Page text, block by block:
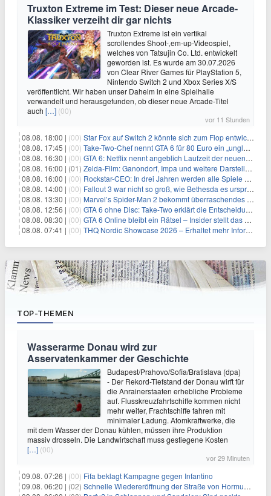
Truxton Extreme im Test: Dieser neue Arcade-
Klassiker verzeiht dir gar nichts
Truxton Extreme ist ein vertikal
scrollendes Shoot-‚em-up-Videospiel,
welches von Tatsujin Co. Ltd. entwickelt
geworden ist. Es wurde am 30.07.2026
von Clear River Games für PlayStation 5,
Nintendo Switch 2 und Xbox Series X/S
veröffentlicht. Wir haben unser Daheim in eine Spielhalle
verwandelt und herausgefunden, ob dieser neue Arcade-Titel
auch […] (00)
vor 11 Stunden
08.08. 18:00 | (00) Star Fox auf Switch 2 könnte sich zum Flop entwickeln
08.08. 17:45 | (00) Take-Two-Chef nennt GTA 6 für 80 Euro ein „unglaubliches Schnäppchen“
08.08. 16:30 | (00) GTA 6: Netflix nennt angeblich Laufzeit der neuen Gameplay-Präsentation
08.08. 16:00 | (01) Zelda-Film: Ganondorf, Impa und weitere Darsteller sollen feststehen
08.08. 16:00 | (00) Rockstar-CEO: In drei Jahren werden alle Spiele gestreamt
08.08. 14:00 | (00) Fallout 3 war nicht so groß, wie Bethesda es ursprünglich wollte
08.08. 13:30 | (00) Marvel’s Spider-Man 2 bekommt überraschendes PS5-Update mit gewünschter Komfortfunktion
08.08. 12:56 | (00) GTA 6 ohne Disc: Take-Two erklärt die Entscheidung für Download-Codes
08.08. 08:30 | (00) GTA 6 Online bleibt ein Rätsel – Insider stellt das neue Gerücht klar
08.08. 07:41 | (00) THQ Nordic Showcase 2026 – Erhaltet mehr Informationen
TOP-THEMEN
Wasserarme Donau wird zur
Asservatenkammer der Geschichte
Budapest/Prahovo/Sofia/Bratislava (dpa)
- Der Rekord-Tiefstand der Donau wirft für
die Anrainerstaaten erhebliche Probleme
auf. Flusskreuzfahrtschiffe kommen nicht
mehr weiter, Frachtschiffe fahren mit
minimaler Ladung. Atomkraftwerke, die
mit dem Wasser der Donau kühlen, müssen ihre Produktion
massiv drosseln. Die Landwirtschaft muss gestiegene Kosten
[…] (00)
vor 29 Minuten
09.08. 07:26 | (00) Fifa beklagt Kampagne gegen Infantino
09.08. 06:20 | (02) Schnelle Wiedereröffnung der Straße von Hormus ungewiss